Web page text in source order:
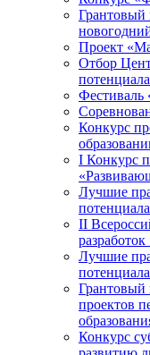
Проект
Отбор
Фестиваль
Конкурс
I Конкурс
Лучшие
II
Лучшие
потенциала
Грантовый
проектов
Конкурс